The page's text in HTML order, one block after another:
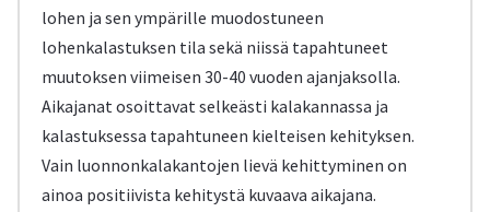
lohen ja sen ympärille muodostuneen
lohenkalastuksen tila sekä niissä tapahtuneet
muutoksen viimeisen 30-40 vuoden ajanjaksolla.
Aikajanat osoittavat selkeästi kalakannassa ja
kalastuksessa tapahtuneen kielteisen kehityksen.
Vain luonnonkalakantojen lievä kehittyminen on
ainoa positiivista kehitystä kuvaava aikajana.